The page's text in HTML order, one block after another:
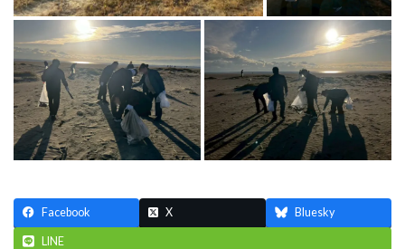
Facebook X Bluesky
LINE